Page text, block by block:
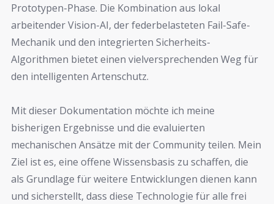
Prototypen-Phase. Die Kombination aus lokal
arbeitender Vision-AI, der federbelasteten Fail-Safe-
Mechanik und den integrierten Sicherheits-
Algorithmen bietet einen vielversprechenden Weg für
den intelligenten Artenschutz.
Mit dieser Dokumentation möchte ich meine
bisherigen Ergebnisse und die evaluierten
mechanischen Ansätze mit der Community teilen. Mein
Ziel ist es, eine offene Wissensbasis zu schaffen, die
als Grundlage für weitere Entwicklungen dienen kann
und sicherstellt, dass diese Technologie für alle frei